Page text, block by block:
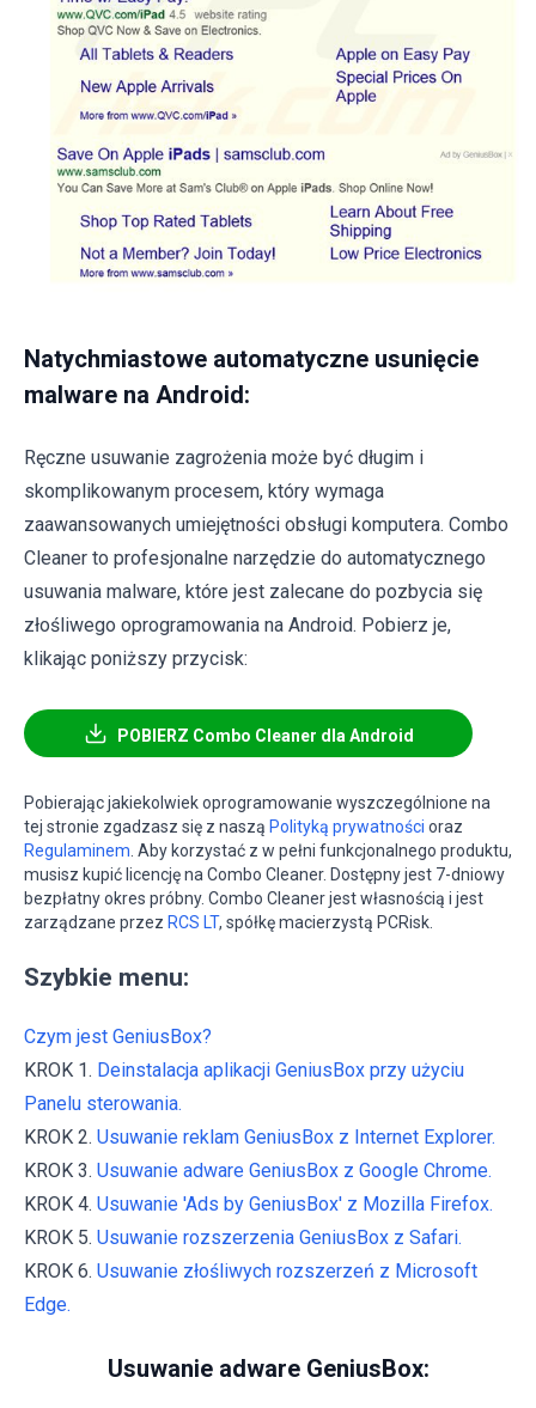
Natychmiastowe automatyczne usunięcie
malware na Android:
Ręczne usuwanie zagrożenia może być długim i
skomplikowanym procesem, który wymaga
zaawansowanych umiejętności obsługi komputera. Combo
Cleaner to profesjonalne narzędzie do automatycznego
usuwania malware, które jest zalecane do pozbycia się
złośliwego oprogramowania na Android. Pobierz je,
klikając poniższy przycisk:
POBIERZ Combo Cleaner dla Android
Pobierając jakiekolwiek oprogramowanie wyszczególnione na
tej stronie zgadzasz się z naszą Polityką prywatności oraz
Regulaminem . Aby korzystać z w pełni funkcjonalnego produktu,
musisz kupić licencję na Combo Cleaner. Dostępny jest 7-dniowy
bezpłatny okres próbny. Combo Cleaner jest własnością i jest
zarządzane przez RCS LT, spółkę macierzystą PCRisk.
Szybkie menu:
Czym jest GeniusBox?
KROK 1. Deinstalacja aplikacji GeniusBox przy użyciu
Panelu sterowania.
KROK 2. Usuwanie reklam GeniusBox z Internet Explorer.
KROK 3. Usuwanie adware GeniusBox z Google Chrome.
KROK 4. Usuwanie 'Ads by GeniusBox' z Mozilla Firefox.
KROK 5. Usuwanie rozszerzenia GeniusBox z Safari.
KROK 6. Usuwanie złośliwych rozszerzeń z Microsoft
Edge.
Usuwanie adware GeniusBox: